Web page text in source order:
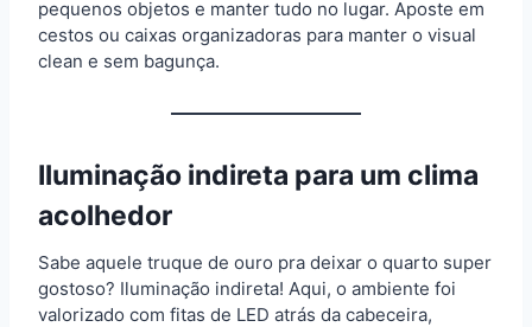
pequenos objetos e manter tudo no lugar. Aposte em
cestos ou caixas organizadoras para manter o visual
clean e sem bagunça.
Iluminação indireta para um clima
acolhedor
Sabe aquele truque de ouro pra deixar o quarto super
gostoso? Iluminação indireta! Aqui, o ambiente foi
valorizado com fitas de LED atrás da cabeceira,